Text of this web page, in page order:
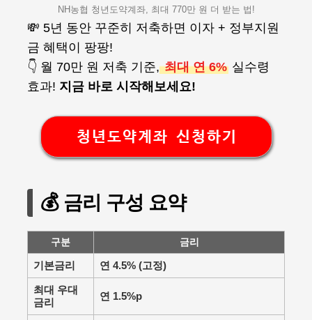
NH농협 청년도약계좌, 최대 770만 원 더 받는 법!
💸 5년 동안 꾸준히 저축하면 이자 + 정부지원
금 혜택이 팡팡!
👇 월 70만 원 저축 기준,최대 연 6% 실수령
효과! 지금 바로 시작해보세요!
청년도약계좌 신청하기
💰 금리 구성 요약
구분 금리
기본금리 연 4.5% (고정)
최대 우대
금리
연 1.5%p